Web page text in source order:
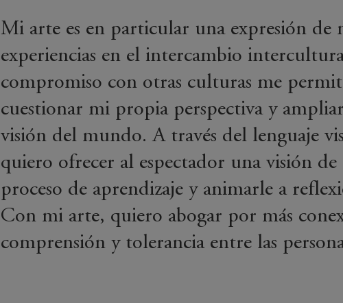
Mi arte es en particular una expresión de
experiencias en el intercambio
compromiso con otras culturas me
cuestionar mi propia perspectiva y
visión del mundo. A través del lenguaje
quiero ofrecer al espectador una visión de
proceso de aprendizaje y animarle a
Con mi arte, quiero abogar por más
comprensión y tolerancia entre las